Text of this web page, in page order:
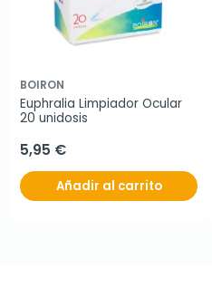
BOIRON
Euphralia Limpiador Ocular
20 unidosis
5,95 €
Añadir al carrito